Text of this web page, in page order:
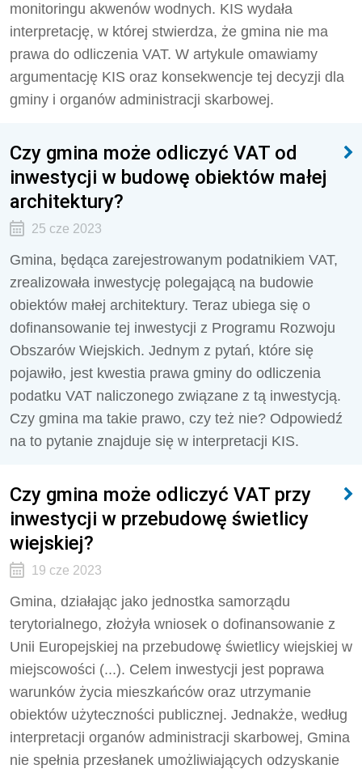
monitoringu akwenów wodnych. KIS wydała
interpretację, w której stwierdza, że gmina nie ma
prawa do odliczenia VAT. W artykule omawiamy
argumentację KIS oraz konsekwencje tej decyzji dla
gminy i organów administracji skarbowej.
Czy gmina może odliczyć VAT od
inwestycji w budowę obiektów małej
architektury?
25 cze 2023
Gmina, będąca zarejestrowanym podatnikiem VAT,
zrealizowała inwestycję polegającą na budowie
obiektów małej architektury. Teraz ubiega się o
dofinansowanie tej inwestycji z Programu Rozwoju
Obszarów Wiejskich. Jednym z pytań, które się
pojawiło, jest kwestia prawa gminy do odliczenia
podatku VAT naliczonego związane z tą inwestycją.
Czy gmina ma takie prawo, czy też nie? Odpowiedź
na to pytanie znajduje się w interpretacji KIS.
Czy gmina może odliczyć VAT przy
inwestycji w przebudowę świetlicy
wiejskiej?
19 cze 2023
Gmina, działając jako jednostka samorządu
terytorialnego, złożyła wniosek o dofinansowanie z
Unii Europejskiej na przebudowę świetlicy wiejskiej w
miejscowości (...). Celem inwestycji jest poprawa
warunków życia mieszkańców oraz utrzymanie
obiektów użyteczności publicznej. Jednakże, według
interpretacji organów administracji skarbowej, Gmina
nie spełnia przesłanek umożliwiających odzyskanie